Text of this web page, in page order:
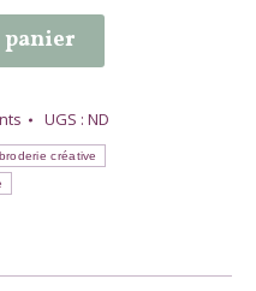
panier
UGS : ND
broderie créative